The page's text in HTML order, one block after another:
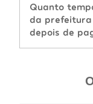
Quanto
da prefeitura
depois de